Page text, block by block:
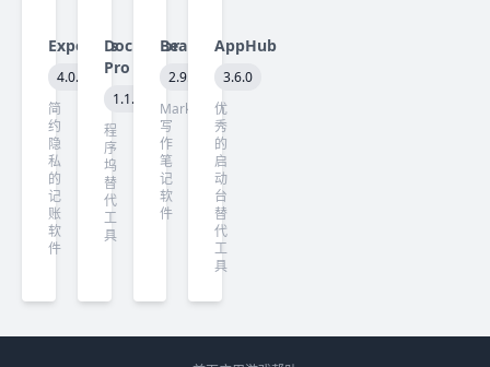
Expenses
4.0.26
简
约
隐
私
的
记
账
软
件
DockDoor
Pro
1.1.4
程
序
坞
替
代
工
具
Bear
2.9.3
Markdown
写
作
笔
记
软
件
AppHub
3.6.0
优
秀
的
启
动
台
替
代
工
具